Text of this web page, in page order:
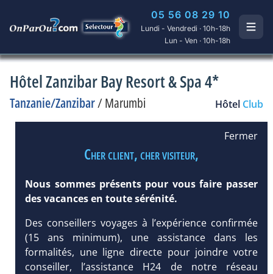
05 56 08 29 10
Lundi - Vendredi · 10h-18h
Lun - Ven · 10h-18h
Hôtel Zanzibar Bay Resort & Spa 4*
Tanzanie/Zanzibar/Marumbi Hôtel Club
Fermer
Cher client, cher visiteur,
Nous sommes présents pour vous faire passer
des vacances en toute sérénité.
Des conseillers voyages à l’expérience confirmée
(15 ans minimum), une assistance dans les
formalités, une ligne directe pour joindre votre
conseiller, l’assistance H24 de notre réseau